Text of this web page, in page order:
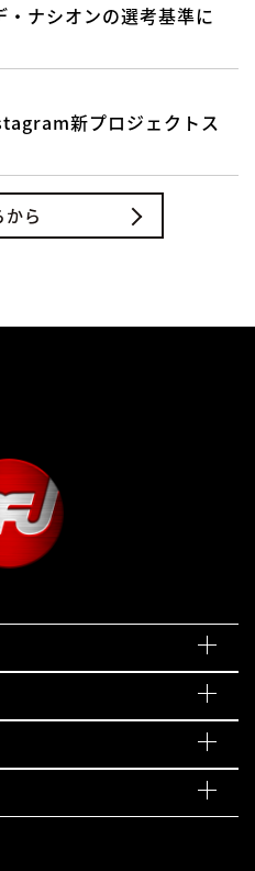
ナシオンの選考基準に
新プロジェクトス
ら